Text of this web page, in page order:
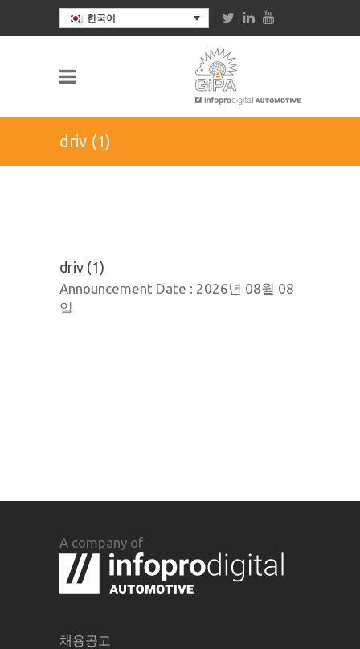
한국어
driv (1)
driv (1)
Announcement Date : 2026년 08월 08
일
A company of
채용공고